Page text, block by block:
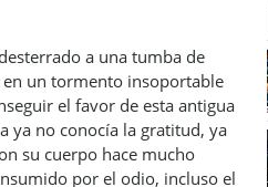
a una tumba de
un tormento insoportable
el favor de esta antigua
ya no conocía la gratitud, ya
su cuerpo hace mucho
por el odio, incluso el